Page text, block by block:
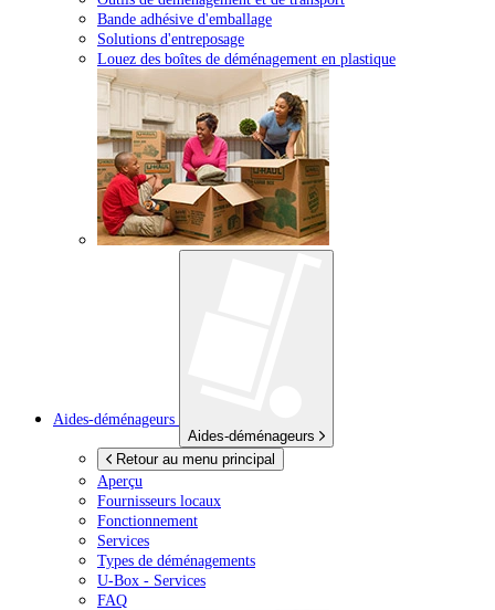
Bande adhésive d'emballage
Solutions d'entreposage
Louez des boîtes de déménagement en plastique
Aides-déménageurs
Aides-déménageurs
Retour au menu principal
Aperçu
Fournisseurs locaux
Fonctionnement
Services
Types de déménagements
U-Box - Services
FAQ